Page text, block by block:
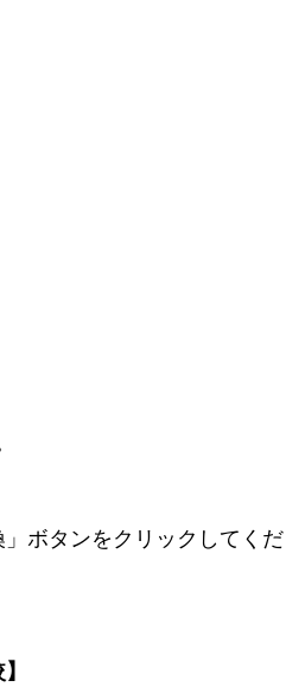
ボタンをクリックしてくだ